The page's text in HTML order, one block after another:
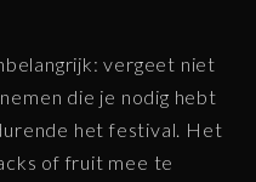
vergeet niet
die je nodig hebt
het festival. Het
of fruit mee te